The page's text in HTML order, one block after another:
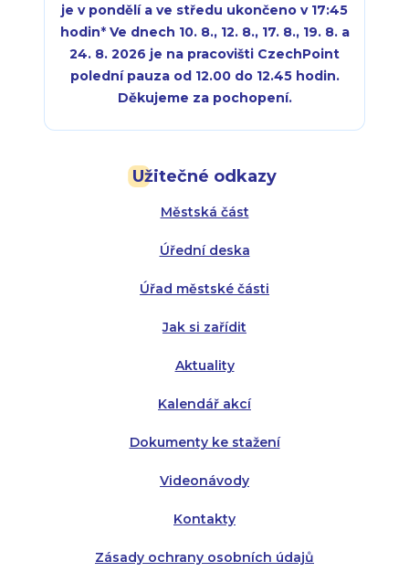
Užitečné odkazy
Městská část
Úřední deska
Úřad městské části
Jak si zařídit
Aktuality
Kalendář akcí
Dokumenty ke stažení
Videonávody
Kontakty
Zásady ochrany osobních údajů
je v pondělí a ve středu ukončeno v 17:45
hodin* Ve dnech 10. 8., 12. 8., 17. 8., 19. 8. a
24. 8. 2026 je na pracovišti CzechPoint
polední pauza od 12.00 do 12.45 hodin.
Děkujeme za pochopení.
Úterý:
Středa:
Čtvrtek:
Pátek:
Úterý:
Středa:
Čtvrtek: